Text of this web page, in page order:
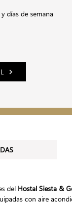
días de semana
del Hostal Siesta &
con aire